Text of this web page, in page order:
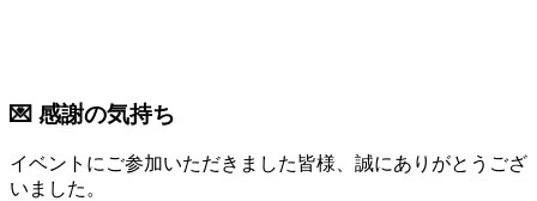
💌 感謝の気持ち
イベントにご参加いただきました皆様、誠にありがとうござ
いました。